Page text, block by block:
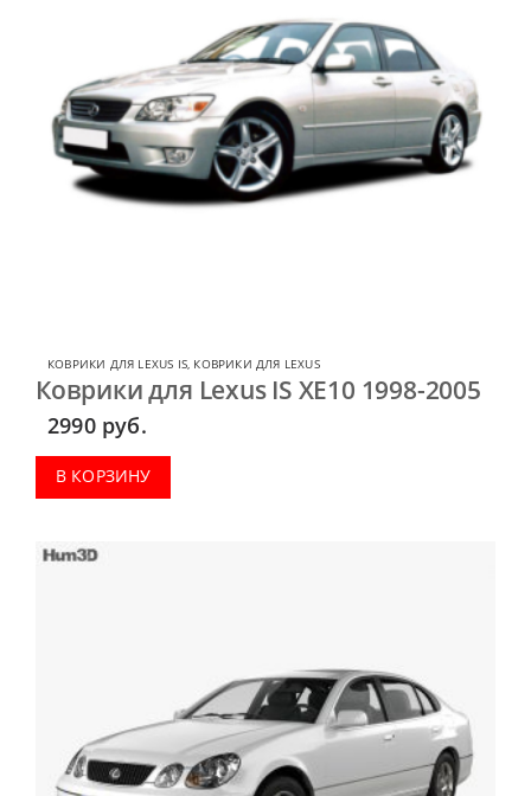
КОВРИКИ ДЛЯ LEXUS IS, КОВРИКИ ДЛЯ LEXUS
Коврики для Lexus IS XE10 1998-2005
2990 руб.
В КОРЗИНУ